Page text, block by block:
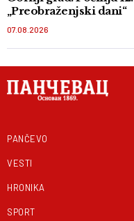
„Preobraženjski dani“
07.08.2026
PANČEVO
VESTI
HRONIKA
SPORT